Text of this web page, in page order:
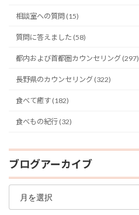
相談室への質問 (15)
質問に答えました (58)
都内および首都圏カウンセリング (297)
長野県のカウンセリング (322)
食べて癒す (182)
食べもの紀行 (32)
ブログアーカイブ
ブ
グ